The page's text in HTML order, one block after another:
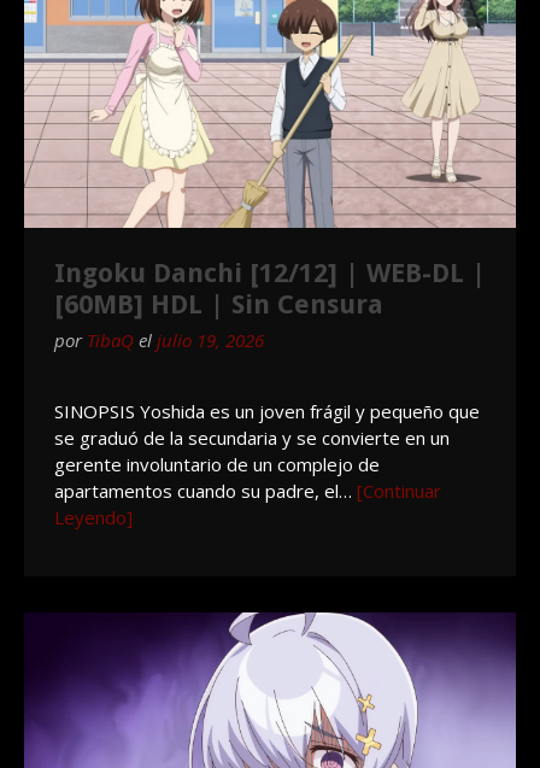
Ingoku Danchi [12/12] | WEB-DL |
[60MB] HDL | Sin Censura
por TibaQ el julio 19, 2026
SINOPSIS Yoshida es un joven frágil y pequeño que
se graduó de la secundaria y se convierte en un
gerente involuntario de un complejo de
apartamentos cuando su padre, el… [Continuar
Leyendo]